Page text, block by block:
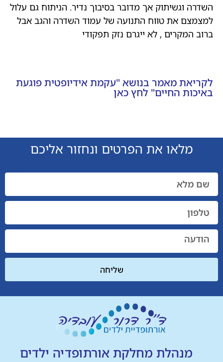
השדרה וגשיתוק אך מדובר בסיבוך נדיר. הניתוח גם עלול
למצמצם את טווח התנועה של עמוד השדרה והגב אבל
ברוב המקרים , לא ייגרם נזק תפקודי
לקריאת מאמר בנושא "עקמת אידיופטית פוגעת
באיכות החיים" לחץ כאן
מלאו את הפרטים ונחזור אליכם
שליחה
מנהלת מחלקת אורתופדיה ילדים